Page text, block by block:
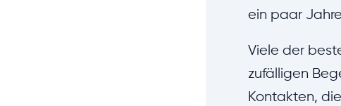
ein paar
Viele der
zufälligen
Kontakten,